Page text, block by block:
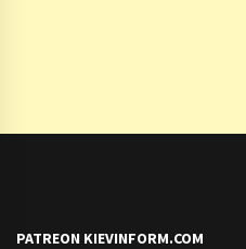
PATREON KIEVINFORM.COM